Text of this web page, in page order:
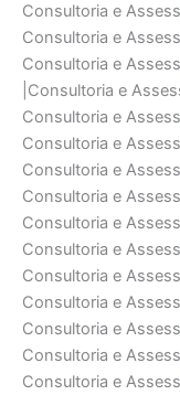
Consultoria e
Consultoria e
Consultoria e
|Consultoria e
Consultoria e
Consultoria e
Consultoria e
Consultoria e
Consultoria e
Consultoria e
Consultoria e
Consultoria e
Consultoria e
Consultoria e
Consultoria e